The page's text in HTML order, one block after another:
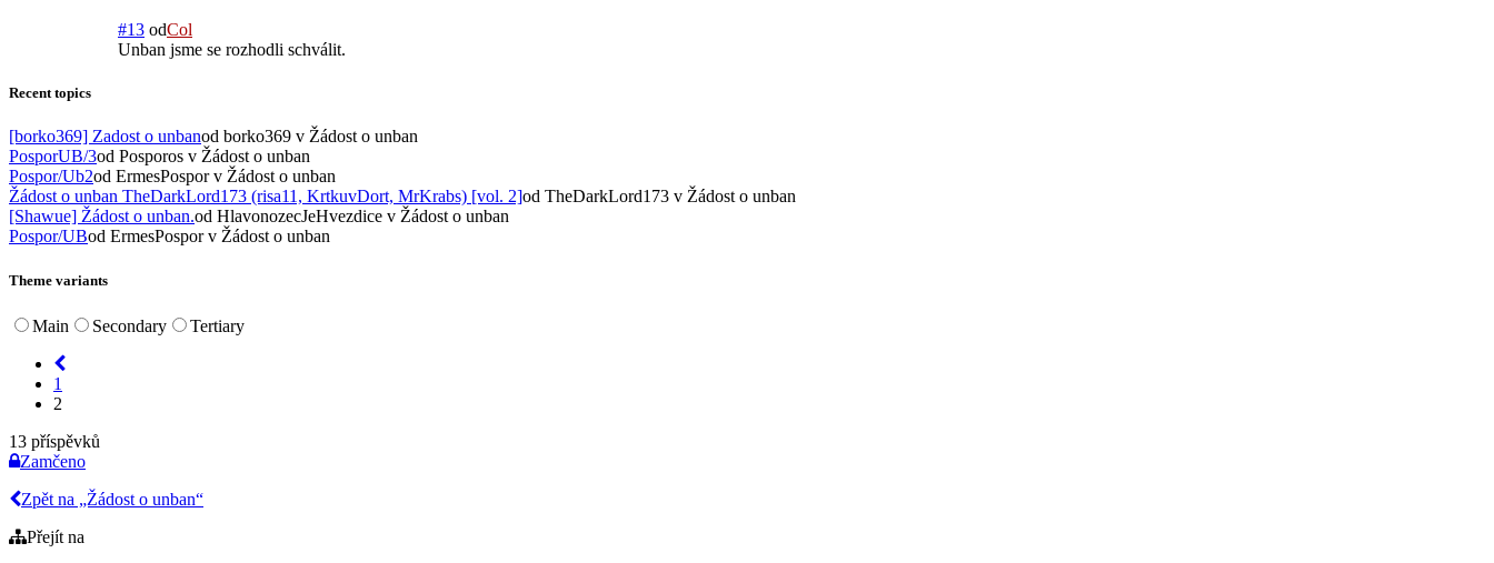
#13 odCol
Unban jsme se rozhodli schválit.
Recent topics
[borko369] Zadost o unbanod borko369 v Žádost o unban
PosporUB/3od Posporos v Žádost o unban
Pospor/Ub2od ErmesPosporv Žádost o unban
Žádost o unban TheDarkLord173 (risa11, KrtkuvDort, MrKrabs) [vol. 2]od TheDarkLord173 v Žádost o unban
[Shawue] Žádost o unban.od HlavonozecJeHvezdice v Žádost o unban
Pospor/UBod ErmesPosporv Žádost o unban
Theme variants
Main Secondary Tertiary
1
2
13 příspěvků
Zamčeno
Zpět na „Žádost o unban“
Přejít na